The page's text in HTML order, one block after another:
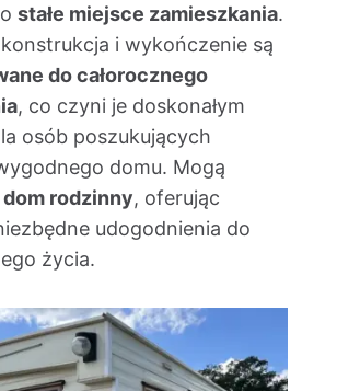
stałe miejsce zamieszkania.
i wykończenie są
do całorocznego
, co czyni je doskonałym
osób poszukujących
domu. Mogą
dom rodzinny, oferując
udogodnienia do
życia.